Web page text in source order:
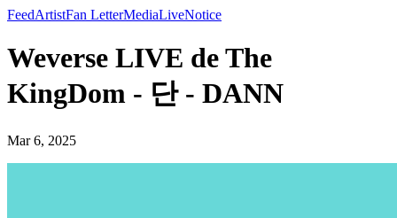
FeedArtistFan LetterMediaLiveNotice
Weverse LIVE de The
KingDom - 단 - DANN
Mar 6, 2025